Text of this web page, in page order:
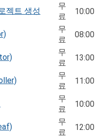
젝트 생성
무
료
10:00
무
료
08:00
무
료
13:00
무
료
11:00
무
료
10:00
무
료
12:00